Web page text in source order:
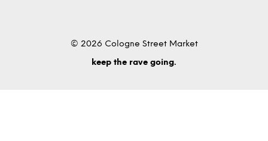
© 2026 Cologne Street Market
keep the rave going.